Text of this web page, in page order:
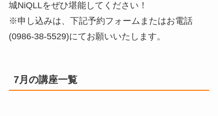
城NiQLLをぜひ堪能してください！
※申し込みは、下記予約フォームまたはお電話
(0986-38-5529)にてお願いいたします。
7月の講座一覧